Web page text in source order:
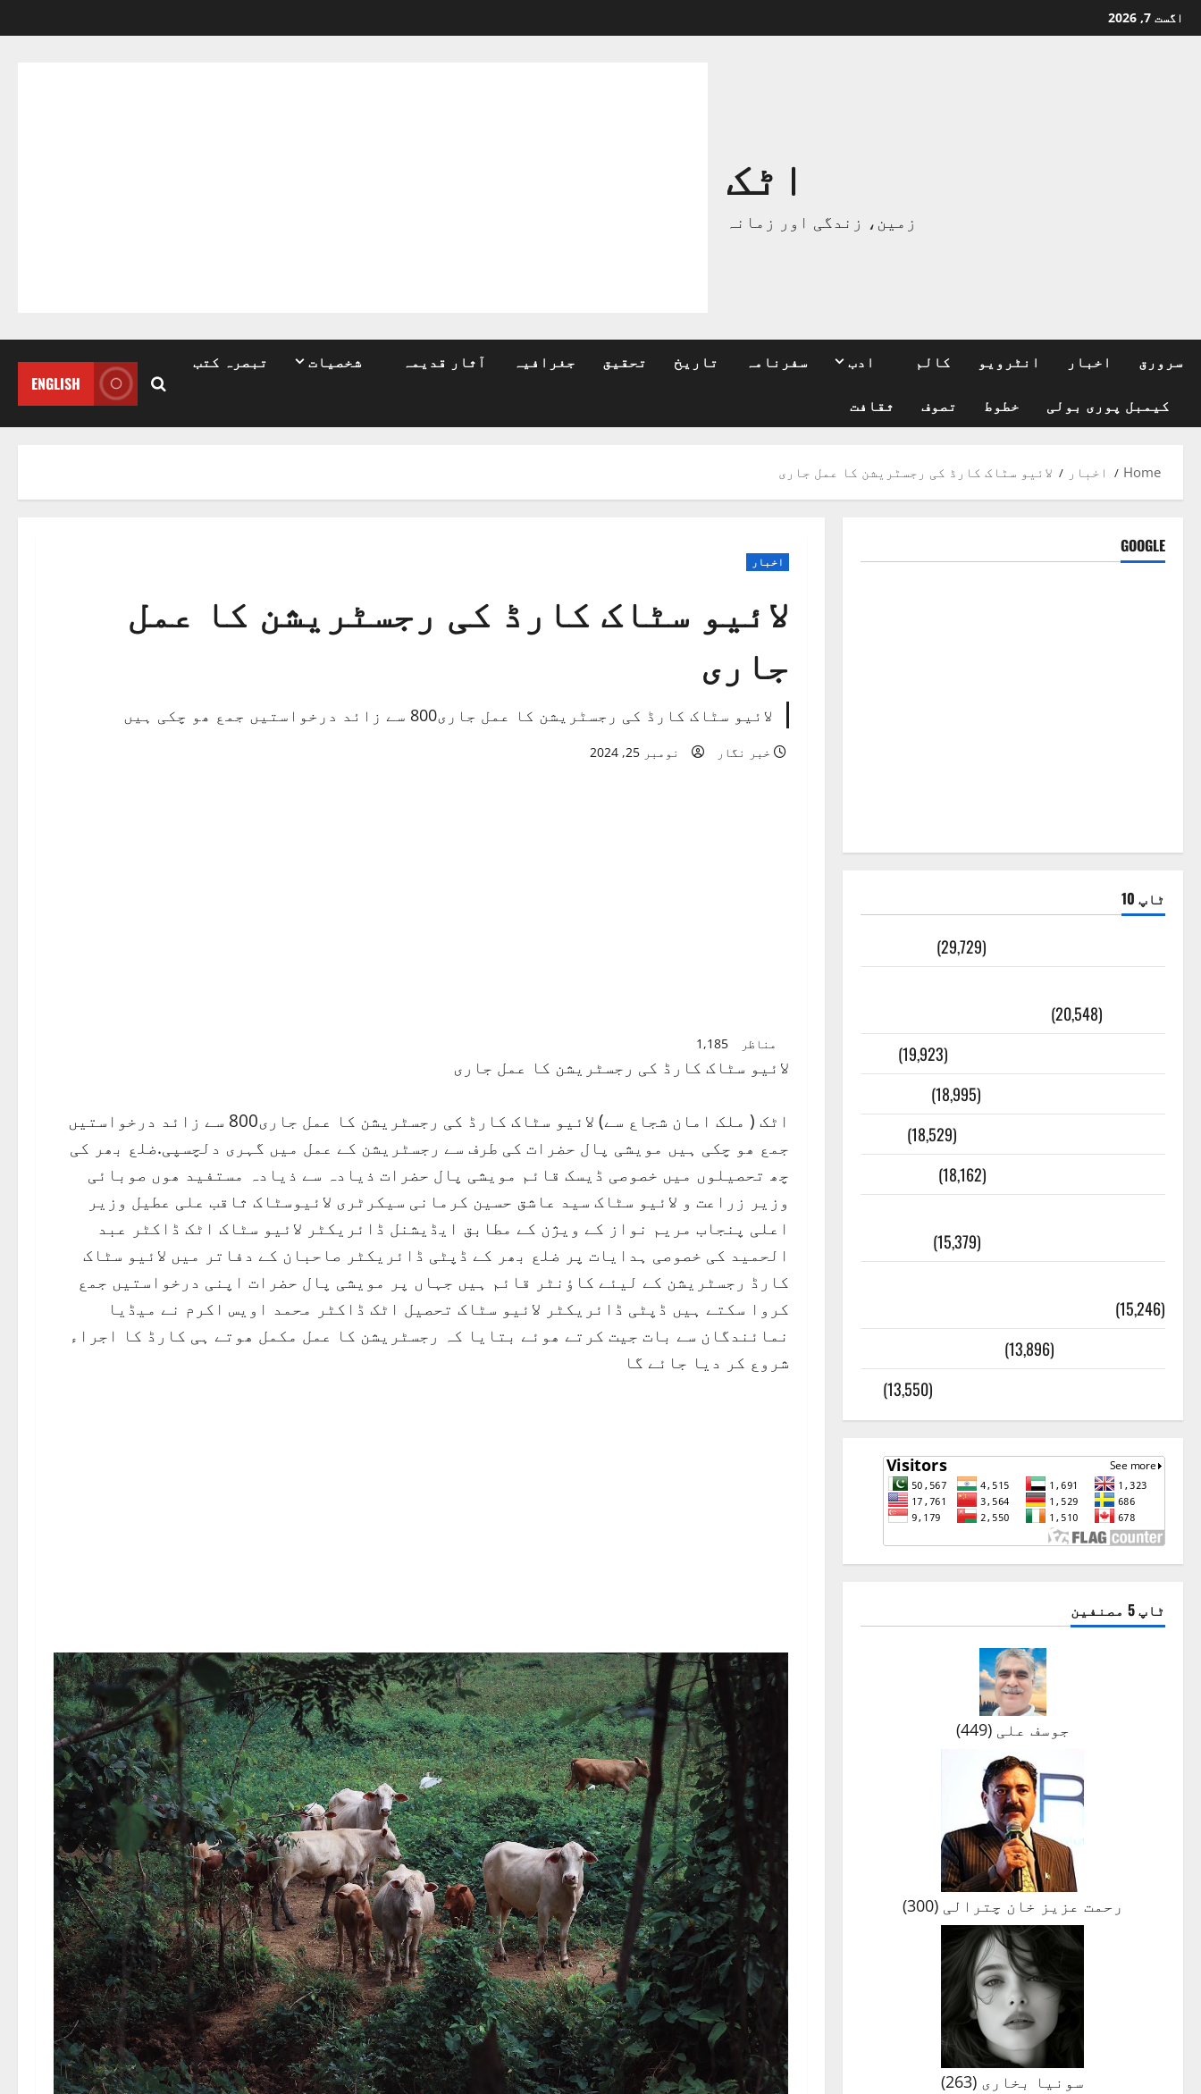
Skip
to
اگست 7, 2026
اٹک
زمین، زندگی اور زمانہ
سرورق اخبار انٹرویو کالم ادب سفرنامہ تاریخ تحقیق جغرافیہ آثار قدیمہ شخصیات تبصرہ کتب
کیمبل پوری بولی خطوط تصوف ثقافت
ENGLISH
Home اخبار لائیو سٹاک کارڈ کی رجسٹریشن کا عمل جاری
اخبار
لائیو سٹاک کارڈ کی رجسٹریشن کا عمل
جاری
لائیو سٹاک کارڈ کی رجسٹریشن کا عمل جاری800 سے زائد درخواستیں جمع ھو چکی ہیں
خبر نگار نومبر 25, 2024
مناظر 1,185
لائیو سٹاک کارڈ کی رجسٹریشن کا عمل جاری
اٹک ( ملک امان شجاع سے) لائیو سٹاک کارڈ کی رجسٹریشن کا عمل جاری800 سے زائد درخواستیں
جمع ھو چکی ہیں مویشی پال حضرات کی طرف سے رجسٹریشن کے عمل میں گہری دلچسپی.ضلع بھر کی
چھ تحصیلوں میں خصوصی ڈیسک قائم مویشی پال حضرات ذیادہ سے ذیادہ مستفید ھوں صوبائی
وزیر زراعت و لائیو سٹاک سید عاشق حسین کرمانی سیکرٹری لائیوسٹاک ثاقب علی عطیل وزیر
اعلی پنجاب مریم نواز کے ویژن کے مطابق ایڈیشنل ڈائریکٹر لائیو سٹاک اٹک ڈاکٹر عبد
الحمید کی خصوصی ہدایات پر ضلع بھر کے ڈپٹی ڈائریکٹر صاحبان کے دفاتر میں لائیو سٹاک
کارڈ رجسٹریشن کے لیئے کاؤنٹر قائم ہیں جہاں پر مویشی پال حضرات اپنی درخواستیں جمع
کروا سکتے ہیں ڈپٹی ڈائریکٹر لائیو سٹاک تحصیل اٹک ڈاکٹر محمد اویس اکرم نے میڈیا
نمائندگان سے بات جیت کرتے ھوئے بتایا کہ رجسٹریشن کا عمل مکمل ھوتے ہی کارڈ کا اجراء
شروع کر دیا جائے گا
GOOGLE
ٹاپ 10
(29,729)
(20,548)
(19,923)
(18,995)
(18,529)
(18,162)
(15,379)
(15,246)
(13,896)
(13,550)
ٹاپ 5 مصنفین
جوسف علی(
449
)
رحمت عزیز خان چترالی(
300
)
سونیا بخاری (
263
)